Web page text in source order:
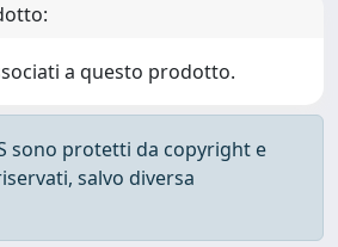
a questo prodotto.
sono protetti da copyright e
salvo diversa